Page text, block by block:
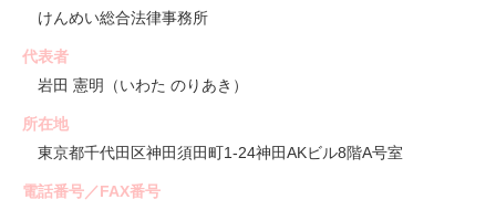
けんめい総合法律事務所
代表者
岩田 憲明（いわた のりあき）
所在地
東京都千代田区神田須田町1-24神田AKビル8階A号室
電話番号／FAX番号